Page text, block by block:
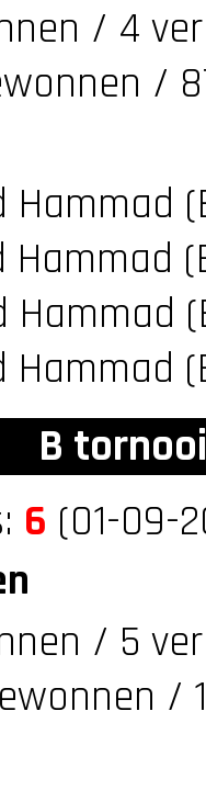
/ 4
/
Hammad
Hammad
Hammad
Hammad
B
6 (01-09-
/ 5
/